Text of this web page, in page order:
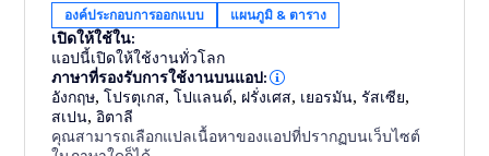
design. Assign charts to individual products, specific
categories, or your full catalog.
Optimized for mobile screens, fast to set up, and easy
to manage — this tool helps you deliver a smooth
องค์ประกอบการออกแบบ แผนภูมิ & ตาราง
เปิดให้ใช้ใน:
แอปนี้เปิดให้ใช้งานทั่วโลก
ภาษาที่รองรับการใช้งานบนแอป:
อังกฤษ,โปรตุเกส,โปแลนด์, ฝรั่งเศส, เยอรมัน,รัสเซีย,
สเปน,อิตาลี
คุณสามารถเลือกแปลเนื้อหาของแอปที่ปรากฏบนเว็บไซต์